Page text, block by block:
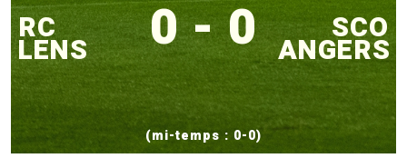
RC
LENS 0 - 0 SCO
ANGERS
(mi-temps : 0-0)